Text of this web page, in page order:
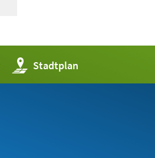
Stadtplan
(Öffnet
in
einem